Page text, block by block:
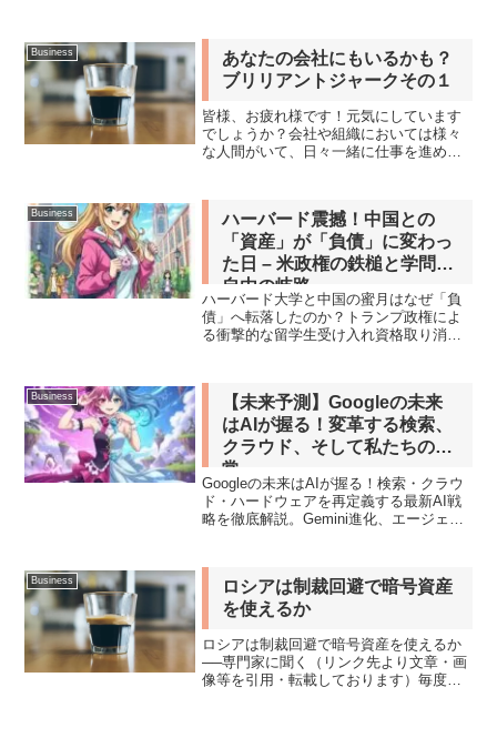
収益性が高く、投資効率が良い」とい
っ...
Business
あなたの会社にもいるかも？
ブリリアントジャークその１
皆様、お疲れ様です！元気にしています
でしょうか？会社や組織においては様々
な人間がいて、日々一緒に仕事を進めて
の周辺にはあんまり普段変な人はいない
のですが、ちょっと最近目...
Business
ハーバード震撼！中国との
「資産」が「負債」に変わっ
た日 – 米政権の鉄槌と学問の
自由の岐路
ハーバード大学と中国の蜜月はなぜ「負
債」へ転落したのか？トランプ政権によ
る衝撃的な留学生受け入れ資格取り消し
への影響を、国際ニュースを基に徹底解
説します。
Business
【未来予測】Googleの未来
はAIが握る！変革する検索、
クラウド、そして私たちの日
常
Googleの未来はAIが握る！検索・クラウ
ド・ハードウェアを再定義する最新AI戦
略を徹底解説。Gemini進化、エージェン
Business
ロシアは制裁回避で暗号資産
を使えるか
ロシアは制裁回避で暗号資産を使えるか
──専門家に聞く（リンク先より文章・画
像等を引用・転載しております）毎度の